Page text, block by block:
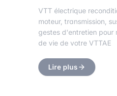
VTT électrique
moteur, transmission,
gestes d'entretien pour
de vie de votre VTTAE
Lire plus